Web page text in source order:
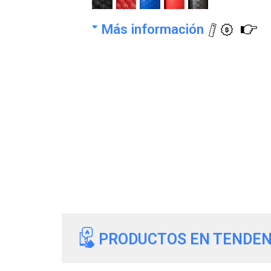
Más información
PRODUCTOS EN